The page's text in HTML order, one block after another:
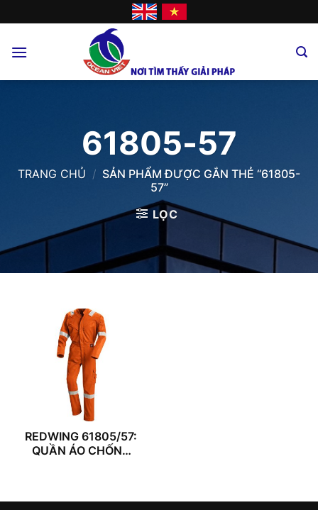
to
61805-57
TRANG CHỦ / SẢN PHẨM ĐƯỢC GẮN THẺ “61805-
57”
LỌC
REDWING 61805/57:
QUẦN ÁO CHỐNG